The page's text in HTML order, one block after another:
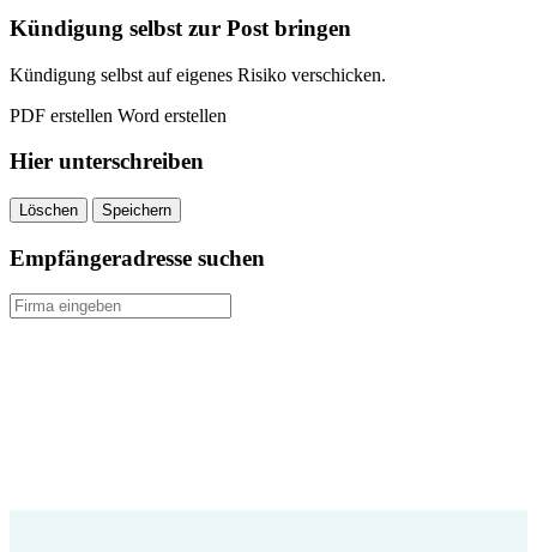
Kündigung selbst zur Post bringen
Kündigung selbst auf eigenes Risiko verschicken.
PDF erstellen Word erstellen
Hier unterschreiben
Löschen Speichern
Empfängeradresse suchen